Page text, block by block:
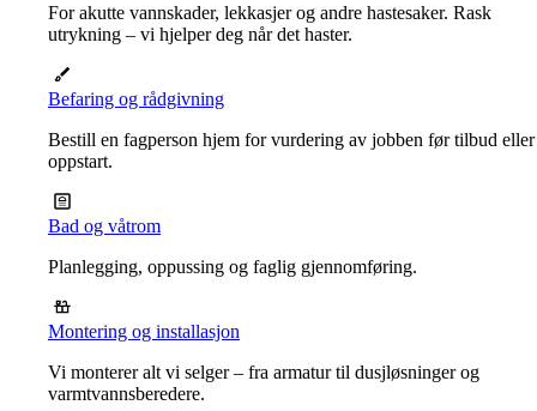
For akutte vannskader, lekkasjer og andre hastesaker. Rask
utrykning – vi hjelper deg når det haster.
Befaring og rådgivning
Bestill en fagperson hjem for vurdering av jobben før tilbud eller
oppstart.
Bad og våtrom
Planlegging, oppussing og faglig gjennomføring.
Montering og installasjon
Vi monterer alt vi selger – fra armatur til dusjløsninger og
varmtvannsberedere.